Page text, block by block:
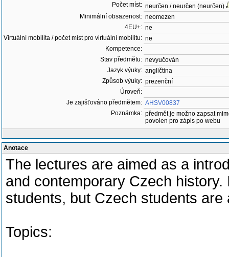
Počet míst: neurčen / neurčen (neurčen)
Minimální obsazenost: neomezen
4EU+: ne
Virtuální mobilita / počet míst pro virtuální mobilitu: ne
Kompetence:
Stav předmětu: nevyučován
Jazyk výuky: angličtina
Způsob výuky: prezenční
Úroveň:
Je zajišťováno předmětem: AHSV00837
Poznámka: předmět je možno zapsat
povolen pro zápis po webu
Anotace
The lectures are aimed as a
and contemporary Czech
students, but Czech students are
Topics: